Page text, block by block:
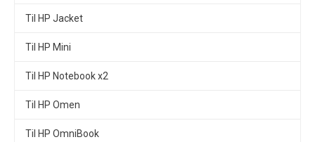
Til HP Jacket
Til HP Mini
Til HP Notebook x2
Til HP Omen
Til HP OmniBook